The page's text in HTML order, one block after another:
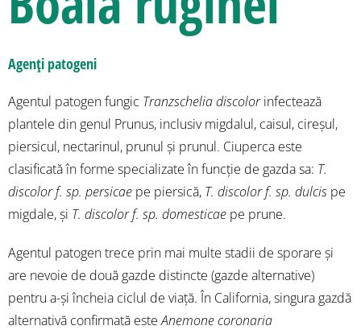
Agenți patogeni
Agentul patogen fungic Tranzschelia discolorinfectează
plantele din genul Prunus, inclusiv migdalul, caisul, cireșul,
piersicul, nectarinul, prunul și prunul. Ciuperca este
clasificată în forme specializate în funcție de gazda sa: T.
discolor f. sp. persicae pe piersică, T. discolor f. sp. dulcis pe
migdale, și T. discolor f. sp. domesticae pe prune.
Agentul patogen trece prin mai multe stadii de sporare și
are nevoie de două gazde distincte (gazde alternative)
pentru a-și încheia ciclul de viață. În California, singura gazdă
alternativă confirmată esteAnemone coronaria